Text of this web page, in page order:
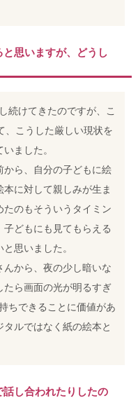
思いますが、どうし
続けてきたのですが、こ
、こうした厳しい現状を
ました。
から、自分の子どもに絵
に対して親しみが生ま
のもそういうタイミン
どもにも見てもらえる
思いました。
んから、夜の少し暗いな
ら画面の光が明るすぎ
ちできることに価値があ
ルではなく紙の絵本と
し合われたりしたの